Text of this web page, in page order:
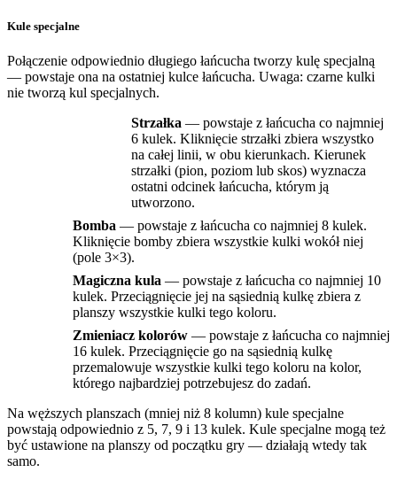
Kule specjalne
Połączenie odpowiednio długiego łańcucha tworzy kulę specjalną
— powstaje ona na ostatniej kulce łańcucha. Uwaga: czarne kulki
nie tworzą kul specjalnych.
Strzałka — powstaje z łańcucha co najmniej
6 kulek. Kliknięcie strzałki zbiera wszystko
na całej linii, w obu kierunkach. Kierunek
strzałki (pion, poziom lub skos) wyznacza
ostatni odcinek łańcucha, którym ją
utworzono.
Bomba — powstaje z łańcucha co najmniej 8 kulek.
Kliknięcie bomby zbiera wszystkie kulki wokół niej
(pole 3×3).
Magiczna kula — powstaje z łańcucha co najmniej 10
kulek. Przeciągnięcie jej na sąsiednią kulkę zbiera z
planszy wszystkie kulki tego koloru.
Zmieniacz kolorów — powstaje z łańcucha co najmniej
16 kulek. Przeciągnięcie go na sąsiednią kulkę
przemalowuje wszystkie kulki tego koloru na kolor,
którego najbardziej potrzebujesz do zadań.
Na węższych planszach (mniej niż 8 kolumn) kule specjalne
powstają odpowiednio z 5, 7, 9 i 13 kulek. Kule specjalne mogą też
być ustawione na planszy od początku gry — działają wtedy tak
samo.